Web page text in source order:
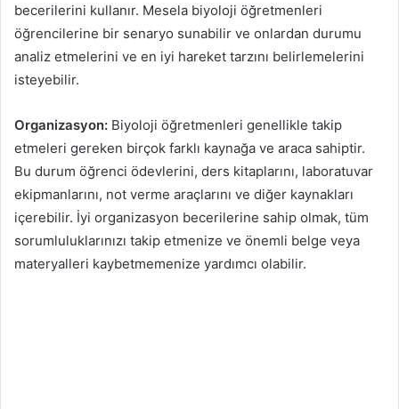
becerilerini kullanır. Mesela biyoloji öğretmenleri
öğrencilerine bir senaryo sunabilir ve onlardan durumu
analiz etmelerini ve en iyi hareket tarzını belirlemelerini
isteyebilir.
Organizasyon: Biyoloji öğretmenleri genellikle takip
etmeleri gereken birçok farklı kaynağa ve araca sahiptir.
Bu durum öğrenci ödevlerini, ders kitaplarını, laboratuvar
ekipmanlarını, not verme araçlarını ve diğer kaynakları
içerebilir. İyi organizasyon becerilerine sahip olmak, tüm
sorumluluklarınızı takip etmenize ve önemli belge veya
materyalleri kaybetmemenize yardımcı olabilir.